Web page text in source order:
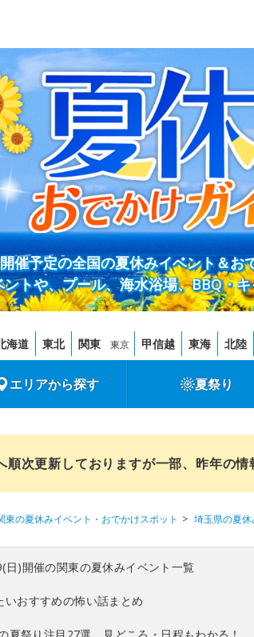
催予定の全国の夏休みイベント＆お
トや、プール、海水浴場、BBQ・
海道 東北 関東 東京 甲信越 東海 北陸
エリアから探す 夏祭り
順次更新しておりますが一部、昨年の情
東の夏休みイベント・おでかけスポット 埼玉県の夏
)開催の関東の夏休みイベント一覧
いおすすめの怖い話まとめ